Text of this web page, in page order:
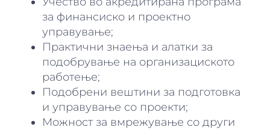
за финансиско и проектно
управување;
Практични знаења и алатки за
подобрување на организациското
работење;
Подобрени вештини за подготовка
и управување со проекти;
Можност за вмрежување со други